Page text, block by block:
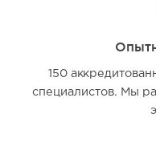
150
специалистов. Мы